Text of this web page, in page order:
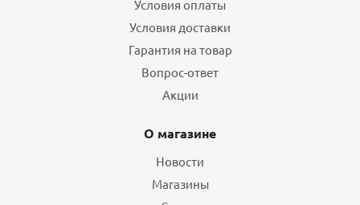
Условия оплаты
Условия доставки
Гарантия на товар
Вопрос-ответ
Акции
О магазине
Новости
Магазины